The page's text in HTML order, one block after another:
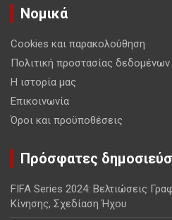
Νομικά
Cookies και παρακολούθηση
Πολιτική προστασίας δεδομένων
Η ιστορία μας
Επικοινωνία
Όροι και προϋποθέσεις
Πρόσφατες
FIFA Series 2024: Βελτιώσεις
Κίνησης, Σχεδίαση Ήχου